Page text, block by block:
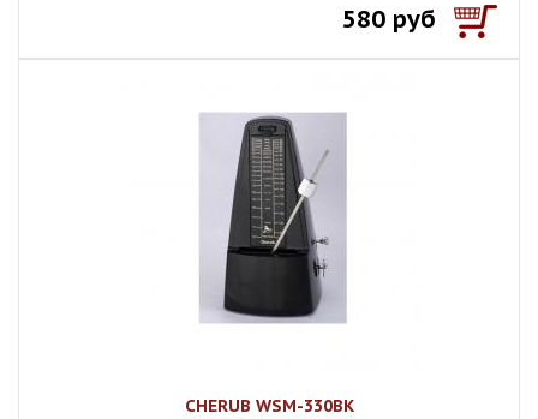
580 руб
CHERUB WSM-330BK